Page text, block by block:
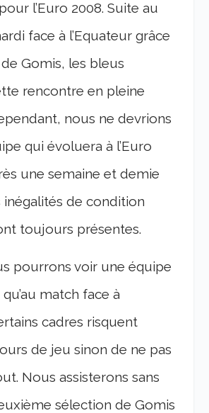
l’Euro 2008. Suite au
face à l’Equateur grâce
Gomis, les bleus
rencontre en pleine
nous ne devrions
qui évoluera à l’Euro
une semaine et demie
inégalités de condition
toujours présentes.
pourrons voir une équipe
match face à
cadres risquent
de jeu sinon de ne pas
Nous assisterons sans
sélection de Gomis